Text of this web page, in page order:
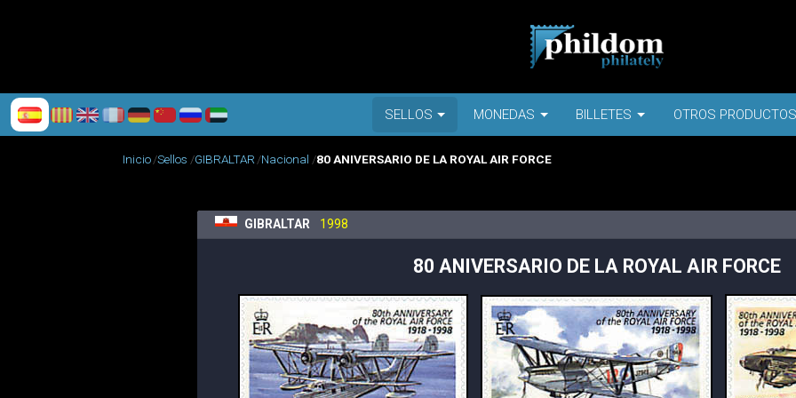
SELLOS MONEDAS BILLETES OTROS PRODUCTOS
Inicio Sellos GIBRALTAR Nacional 80 ANIVERSARIO DE LA ROYAL AIR FORCE
GIBRALTAR 1998
80 ANIVERSARIO DE LA ROYAL AIR FORCE